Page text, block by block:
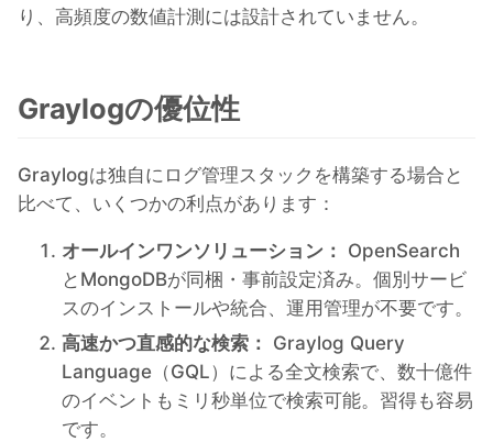
り、高頻度の数値計測には設計されていません。
Graylogの優位性
Graylogは独自にログ管理スタックを構築する場合と
比べて、いくつかの利点があります：
オールインワンソリューション： OpenSearch
とMongoDBが同梱・事前設定済み。個別サービ
スのインストールや統合、運用管理が不要です。
高速かつ直感的な検索： Graylog Query
Language（GQL）による全文検索で、数十億件
のイベントもミリ秒単位で検索可能。習得も容易
です。